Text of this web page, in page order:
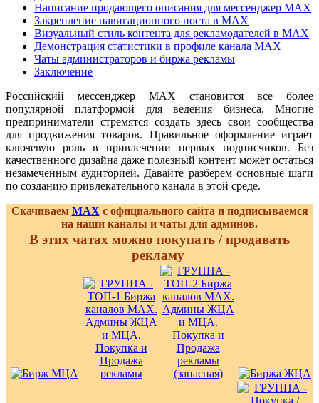
Написание продающего описания для мессенджер MAX
Закрепление навигационного поста в MAX
Визуальный стиль контента для рекламодателей в MAX
Демонстрация статистики в профиле канала MAX
Чаты администраторов и биржа рекламы
Заключение
Российский мессенджер MAX становится все более
популярной платформой для ведения бизнеса. Многие
предприниматели стремятся создать здесь свои сообщества
для продвижения товаров. Правильное оформление играет
ключевую роль в привлечении первых подписчиков. Без
качественного дизайна даже полезный контент может остаться
незамеченным аудиторией. Давайте разберем основные шаги
по созданию привлекательного канала в этой среде.
Скачиваем MAX с официального сайта и подписываемся
на наши каналы и чаты для админов.
В этих чатах можно покупать / продавать
рекламу